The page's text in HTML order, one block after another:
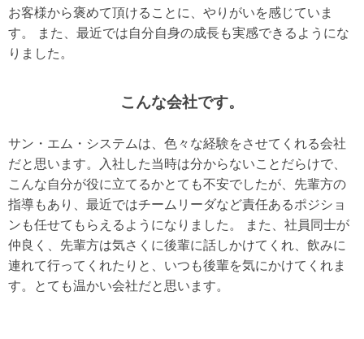
お客様から褒めて頂けることに、やりがいを感じていま
す。 また、最近では自分自身の成長も実感できるようにな
りました。
こんな会社です。
サン・エム・システムは、色々な経験をさせてくれる会社
だと思います。入社した当時は分からないことだらけで、
こんな自分が役に立てるかとても不安でしたが、先輩方の
指導もあり、最近ではチームリーダなど責任あるポジショ
ンも任せてもらえるようになりました。 また、社員同士が
仲良く、先輩方は気さくに後輩に話しかけてくれ、飲みに
連れて行ってくれたりと、いつも後輩を気にかけてくれま
す。とても温かい会社だと思います。